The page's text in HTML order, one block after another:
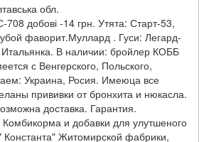
обл.
добові -14 грн. Утята: Старт-53,
фаворит.Муллард . Гуси: Легард-
В наличии: бройлер КОББ
с Венгерского, Польского,
Украина, Росия. Имеюца все
прививки от бронхита и нюкасла.
доставка. Гарантия.
и добавки для улутшеного
Константа" Житомирской фабрики,